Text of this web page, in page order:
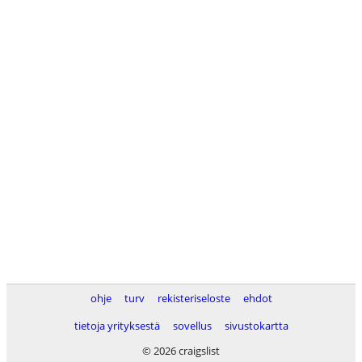
ohje turv rekisteriseloste
ehdot
tietoja yrityksestä
sovellus
sivustokartta
© 2026 craigslist